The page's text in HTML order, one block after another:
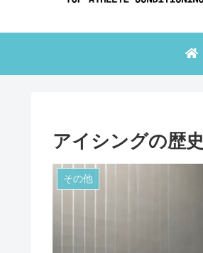
アイシングの歴史
その他